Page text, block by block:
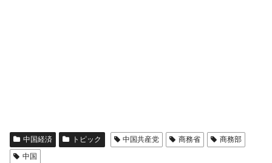
中国経済 トピック 中国共産党 商務省
商務部
中国